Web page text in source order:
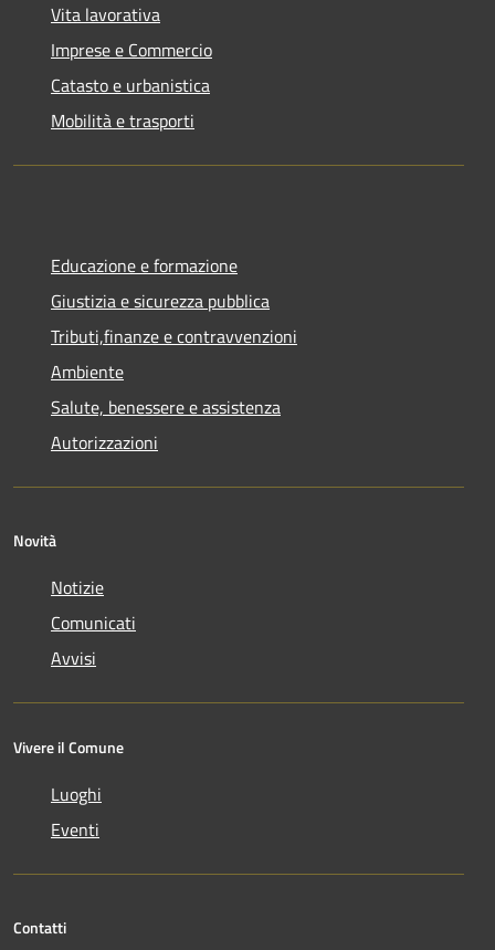
Vita lavorativa
Imprese e Commercio
Catasto e urbanistica
Mobilità e trasporti
Educazione e formazione
Giustizia e sicurezza pubblica
Tributi,finanze e contravvenzioni
Ambiente
Salute, benessere e assistenza
Autorizzazioni
Novità
Notizie
Comunicati
Avvisi
Vivere il Comune
Luoghi
Eventi
Contatti